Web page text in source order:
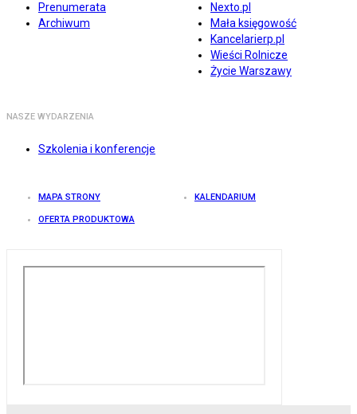
Prenumerata
Archiwum
Nexto.pl
Mała księgowość
Kancelarierp.pl
Wieści Rolnicze
Życie Warszawy
NASZE WYDARZENIA
Szkolenia i konferencje
MAPA STRONY KALENDARIUM
OFERTA PRODUKTOWA